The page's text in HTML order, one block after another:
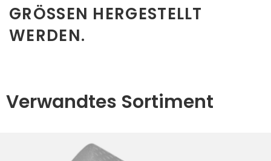
GRÖSSEN HERGESTELLT W
ERDEN.
Verwandtes Sortiment